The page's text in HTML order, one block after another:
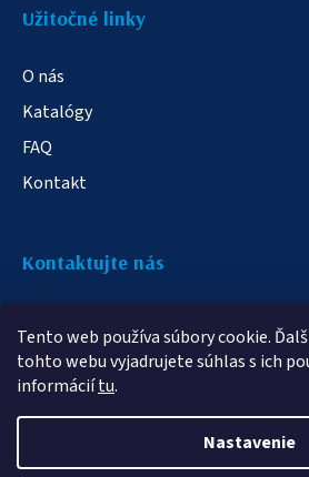
Tento web používa súbory cookie.
tohto webu vyjadrujete súhlas s ich
informáciítu.
Nastavenie
Užitočné linky
O nás
Katalógy
FAQ
Kontakt
Kontaktujte nás
info@elampa.sk
elampy.sk.